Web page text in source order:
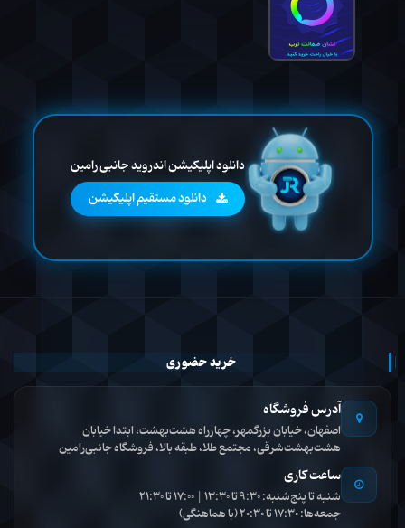
دانلود اپلیکیشن اندروید جانبی رامین
دانلود مستقیم اپلیکیشن
خرید حضوری
آدرس فروشگاه
اصفهان، خیابان بزرگمهر، چهارراه هشت‌بهشت، ابتدا خیابان
هشت‌بهشت‌شرقی، مجتمع طلا، طبقه بالا، فروشگاه جانبی‌رامین
ساعت کاری
شنبه تا پنج‌شنبه: 9:30 تا 13:30 | 17:00 تا 21:30
جمعه‌ها: 17:30 تا 20:30 (با هماهنگی)